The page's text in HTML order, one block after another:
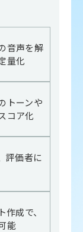
音声を解
量化
トーンや
コア化
評価者に
成で、
能